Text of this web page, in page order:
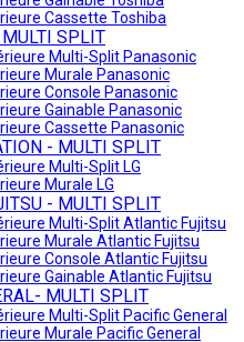
Cassette Toshiba
SPLIT
Multi-Split Panasonic
Murale Panasonic
Console Panasonic
Gainable Panasonic
Cassette Panasonic
- MULTI SPLIT
Multi-Split LG
Murale LG
- MULTI SPLIT
Multi-Split Atlantic Fujitsu
Murale Atlantic Fujitsu
Console Atlantic Fujitsu
Gainable Atlantic Fujitsu
MULTI SPLIT
Multi-Split Pacific General
Murale Pacific General